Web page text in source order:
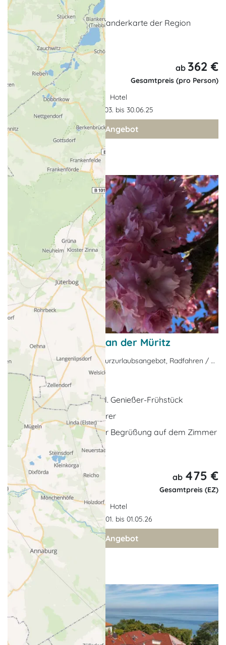
Leihfahrrad für 1 Tag, Wanderkarte der Region
... weitere Leistungen
ab 362 €
Gesamtpreis (pro Person)
Hotel
Gültigkeit: 01.03. bis 30.06.25
zum Angebot
Frühjahrserwachen an der Müritz
Nebensaison-Angebote, Kurzurlaubsangebot, Radfahren / Fahrradurlaub, Wandern / Wanderurlaub
Waren (Müritz)
5 x Übernachtungen inkl. Genießer-Frühstück
1 x Marco Polo Reiseführer
1 x Frischer Obstkorb zur Begrüßung auf dem Zimmer
... weitere Leistungen
6 Tage,
5 Nächte
ab 475 €
Gesamtpreis (EZ)
Hotel
Gültigkeit: 01.01. bis 01.05.26
zum Angebot